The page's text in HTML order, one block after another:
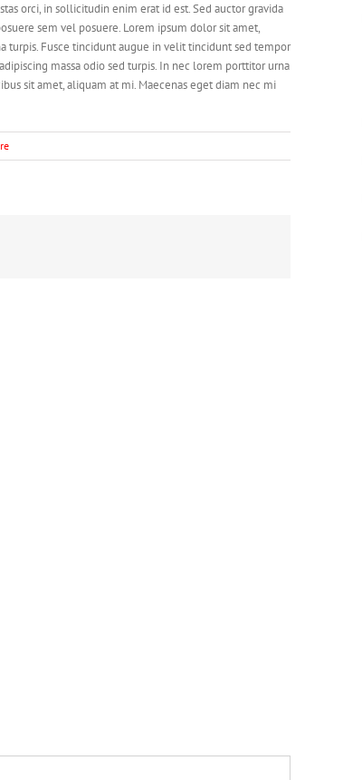
orci, in sollicitudin enim erat id est. Sed auctor gravida
sem vel posuere. Lorem ipsum dolor sit amet,
turpis. Fusce tincidunt augue in velit tincidunt sed tempor
massa odio sed turpis. In nec lorem porttitor urna
sit amet, aliquam at mi. Maecenas eget diam nec mi